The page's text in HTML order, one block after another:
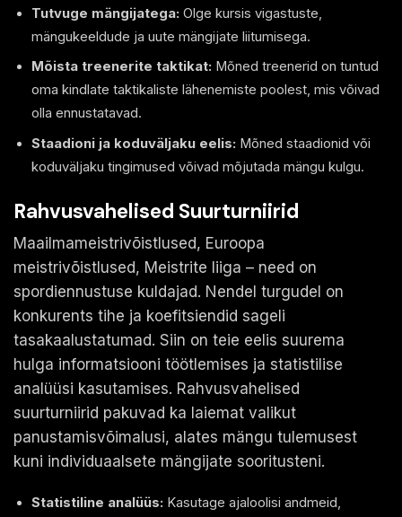
Tutvuge mängijatega: Olge kursis vigastuste,
mängukeeldude ja uute mängijate liitumisega.
Mõista treenerite taktikat: Mõned treenerid on tuntud
oma kindlate taktikaliste lähenemiste poolest, mis võivad
olla ennustatavad.
Staadioni ja koduväljaku eelis: Mõned staadionid või
koduväljaku tingimused võivad mõjutada mängu kulgu.
Rahvusvahelised Suurturniirid
Maailmameistrivõistlused, Euroopa
meistrivõistlused, Meistrite liiga – need on
spordiennustuse kuldajad. Nendel turgudel on
konkurents tihe ja koefitsiendid sageli
tasakaalustatumad. Siin on teie eelis suurema
hulga informatsiooni töötlemises ja statistilise
analüüsi kasutamises. Rahvusvahelised
suurturniirid pakuvad ka laiemat valikut
panustamisvõimalusi, alates mängu tulemusest
kuni individuaalsete mängijate sooritusteni.
Statistiline analüüs: Kasutage ajaloolisi andmeid,